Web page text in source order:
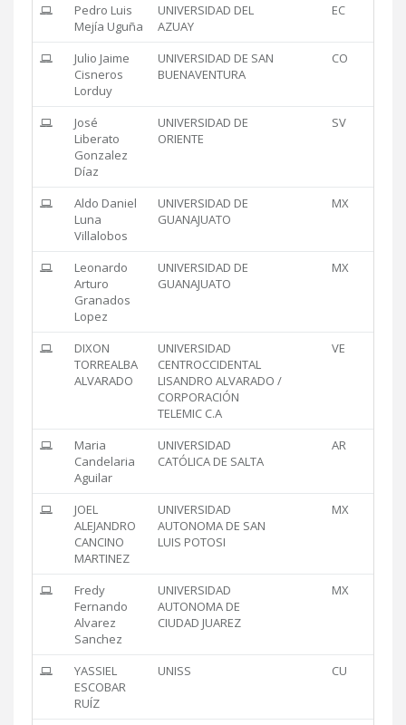
Pedro Luis
Mejía Uguña
UNIVERSIDAD DEL
AZUAY
EC
Julio Jaime
Cisneros
Lorduy
UNIVERSIDAD DE SAN
BUENAVENTURA
CO
José
Liberato
Gonzalez
Díaz
UNIVERSIDAD DE
ORIENTE
SV
Aldo Daniel
Luna
Villalobos
UNIVERSIDAD DE
GUANAJUATO
MX
Leonardo
Arturo
Granados
Lopez
UNIVERSIDAD DE
GUANAJUATO
MX
DIXON
TORREALBA
ALVARADO
UNIVERSIDAD
CENTROCCIDENTAL
LISANDRO ALVARADO /
CORPORACIÓN
TELEMIC C.A
VE
Maria
Candelaria
Aguilar
UNIVERSIDAD
CATÓLICA DE SALTA
AR
JOEL
ALEJANDRO
CANCINO
MARTINEZ
UNIVERSIDAD
AUTONOMA DE SAN
LUIS POTOSI
MX
Fredy
Fernando
Alvarez
Sanchez
UNIVERSIDAD
AUTONOMA DE
CIUDAD JUAREZ
MX
YASSIEL
ESCOBAR
RUÍZ
UNISS CU